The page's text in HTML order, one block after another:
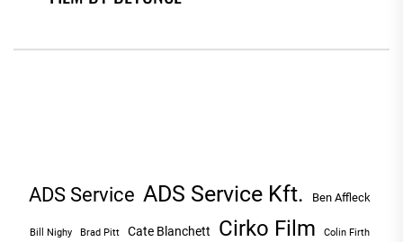
ADS Service ADS Service Kft. Ben Affleck
Bill Nighy Brad Pitt Cate Blanchett Cirko Film Colin Firth